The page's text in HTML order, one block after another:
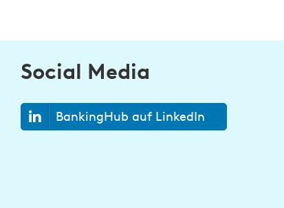
Social Media
BankingHub auf LinkedIn